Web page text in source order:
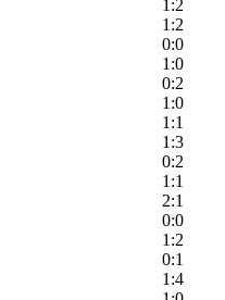
1:2
1:2
0:0
1:0
0:2
1:0
1:1
1:3
0:2
1:1
2:1
0:0
1:2
0:1
1:4